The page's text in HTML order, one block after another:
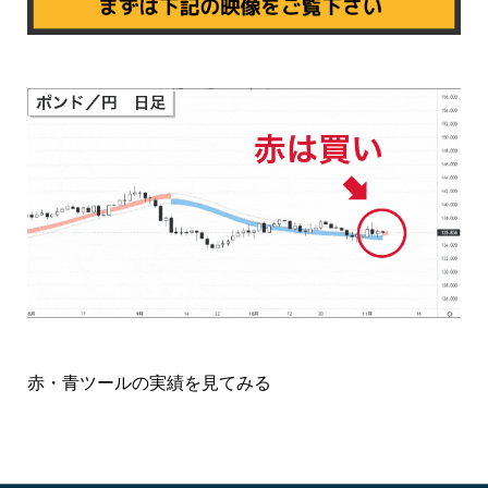
赤・青ツールの実績を見てみる